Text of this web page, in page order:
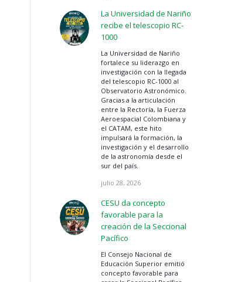
La Universidad de Nariño
recibe el telescopio RC-
1000
La Universidad de Nariño
fortalece su liderazgo en
investigación con la llegada
del telescopio RC-1000 al
Observatorio Astronómico.
Gracias a la articulación
entre la Rectoría, la Fuerza
Aeroespacial Colombiana y
el CATAM, este hito
impulsará la formación, la
investigación y el desarrollo
de la astronomía desde el
sur del país.
julio 28, 2026
CESU da concepto
favorable para la
creación de la Seccional
Pacífico
El Consejo Nacional de
Educación Superior emitió
concepto favorable para